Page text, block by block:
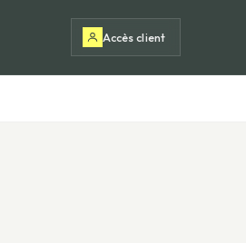
Accès client